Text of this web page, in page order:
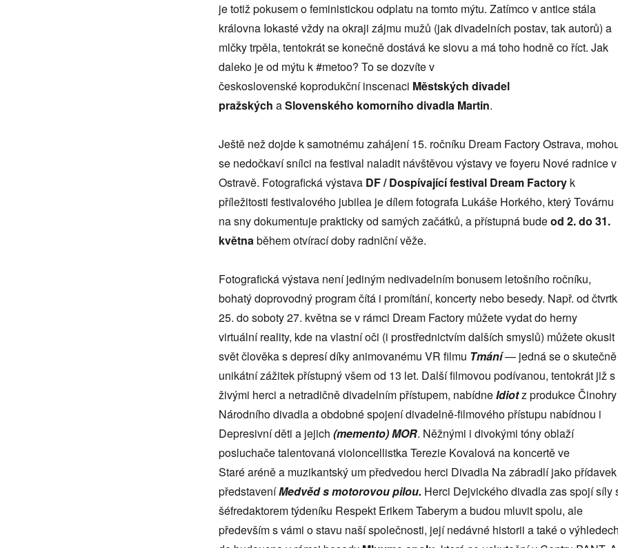
je totiž pokusem o feministickou odplatu na tomto mýtu. Zatímco v antice stála
královna Iokasté vždy na okraji zájmu mužů (jak divadelních postav, tak autorů) a
mlčky trpěla, tentokrát se konečně dostává ke slovu a má toho hodně co říct. Jak
daleko je od mýtu k #metoo? To se dozvíte v
československé koprodukční inscenaci Městských divadel
pražských aSlovenského komorního divadla Martin.
Ještě než dojde k samotnému zahájení 15. ročníku Dream Factory Ostrava,
se nedočkaví snílci na festival naladit návštěvou výstavy ve foyeru Nové radnice v
Ostravě. Fotografická výstava DF / Dospívajícífestival Dream Factoryk
příležitosti festivalového jubilea je dílem fotografa Lukáše Horkého, který Továrnu
na sny dokumentuje prakticky od samých začátků, a přístupná budeod 2. do 31.
květnaběhem otvírací doby radniční věže.
Fotografická výstava není jediným nedivadelním bonusem letošního ročníku,
bohatý doprovodný program čítá i promítání, koncerty nebo besedy. Např. od
25. do soboty 27. května se v rámci Dream Factory můžete vydat do herny
virtuální reality, kde na vlastní oči (i prostřednictvím dalších smyslů) můžete okusit
svět člověka s depresí díky animovanému VR filmu Tmání— jedná se o skutečně
unikátní zážitek přístupný všem od 13 let. Další filmovou podívanou, tentokrát již s
živými herci a netradičně divadelním přístupem, nabídneIdiotz produkce Činohry
Národního divadla a obdobné spojení divadelně-filmového přístupu nabídnou i
Depresivní děti a jejich (memento) MOR. Něžnými i divokými tóny oblaží
posluchače talentovaná violoncellistka Terezie Kovalová na koncertě ve
Staré aréně a muzikantský um předvedou herci Divadla Na zábradlí jako
představeníMedvěd s motorovou pilou.Herci Dejvického divadla zas spojí síly
šéfredaktorem týdeníku Respekt Erikem Taberym a budou mluvit spolu, ale
především s vámi o stavu naší společnosti, její nedávné historii a také o